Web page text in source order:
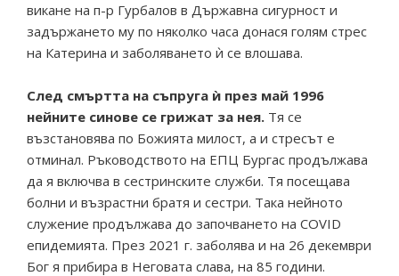
викане на п-р Гурбалов в Държавна сигурност и
задържането му по няколко часа донася голям стрес
на Катерина и заболяването ѝ се влошава.
След смъртта на съпруга ѝ през май 1996
нейните синове се грижат за нея. Тя се
възстановява по Божията милост, а и стресът е
отминал. Ръководството на ЕПЦ Бургас продължава
да я включва в сестринските служби. Тя посещава
болни и възрастни братя и сестри. Така нейното
служение продължава до започването на COVID
епидемията. През 2021 г. заболява и на 26 декември
Бог я прибира в Неговата слава, на 85 години.